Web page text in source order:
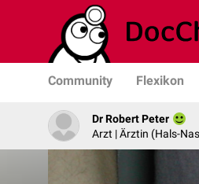
Community Flexikon
Dr Robert Peter
Arzt | Ärztin (Hals-